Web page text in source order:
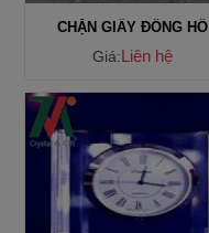
CHẶN GIẤY ĐỒNG HỒ
Giá:Liên hệ